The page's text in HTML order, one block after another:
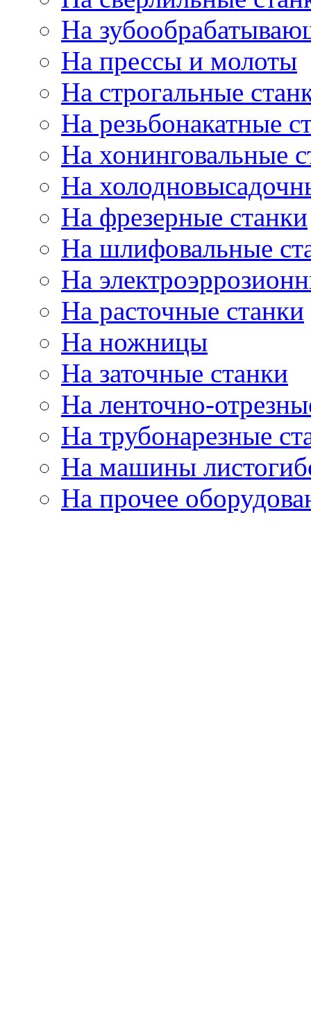
На
На прессы и молоты
На строгальные
На резьбонакатные
На хонинговальные
На
На фрезерные станки
На шлифовальные
На
На расточные станки
На ножницы
На заточные станки
На ленточно-
На трубонарезные
На машины
На прочее